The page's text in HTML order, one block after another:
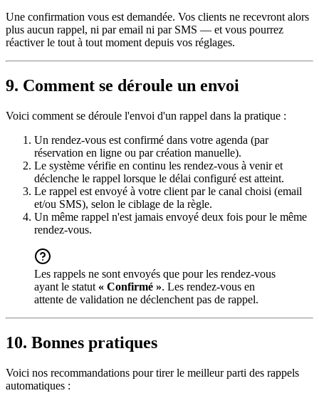
Une confirmation vous est demandée. Vos clients ne recevront alors
plus aucun rappel, ni par email ni par SMS — et vous pourrez
réactiver le tout à tout moment depuis vos réglages.
9. Comment se déroule un envoi
Voici comment se déroule l'envoi d'un rappel dans la pratique :
Un rendez-vous est confirmé dans votre agenda (par
réservation en ligne ou par création manuelle).
Le système vérifie en continu les rendez-vous à venir et
déclenche le rappel lorsque le délai configuré est atteint.
Le rappel est envoyé à votre client par le canal choisi (email
et/ou SMS), selon le ciblage de la règle.
Un même rappel n'est jamais envoyé deux fois pour le même
rendez-vous.
Les rappels ne sont envoyés que pour les rendez-vous
ayant le statut « Confirmé ». Les rendez-vous en
attente de validation ne déclenchent pas de rappel.
10. Bonnes pratiques
Voici nos recommandations pour tirer le meilleur parti des rappels
automatiques :